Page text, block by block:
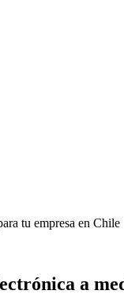
tu empresa en Chile
a